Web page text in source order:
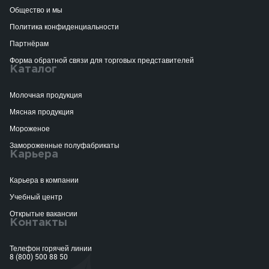
Общество и мы
Политика конфиденциальности
Партнёрам
Форма обратной связи для торговых представителей
Каталог
Молочная продукция
Мясная продукция
Мороженое
Замороженные полуфабрикаты
Карьера
Карьера в компании
Учебный центр
Открытые вакансии
Контакты
Телефон горячей линии
8 (800) 500 88 50